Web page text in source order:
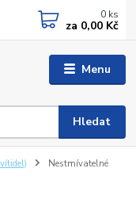
Menu
Hledat
0 ks
za 0,00 Kč
Nestmívatelné